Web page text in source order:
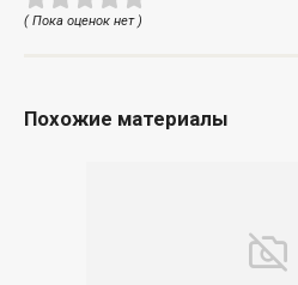
( Пока оценок нет )
Похожие материалы